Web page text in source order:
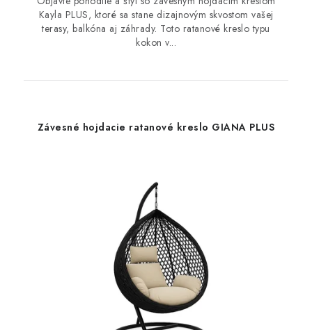
Kayla PLUS, ktoré sa stane dizajnovým skvostom vašej
terasy, balkóna aj záhrady. Toto ratanové kreslo typu
kokon v...
Závesné hojdacie ratanové kreslo GIANA PLUS